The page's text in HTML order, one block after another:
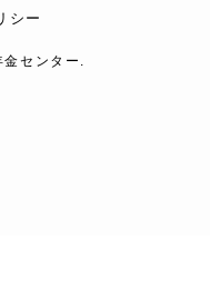
シー
金センター.